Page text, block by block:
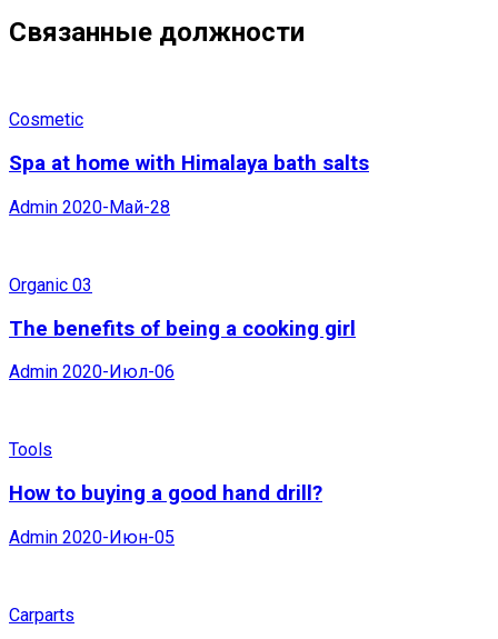
Связанные должности
Cosmetic
Spa at home with Himalaya bath salts
Admin 2020-Май-28
Organic 03
The benefits of being a cooking girl
Admin 2020-Июл-06
Tools
How to buying a good hand drill?
Admin 2020-Июн-05
Carparts